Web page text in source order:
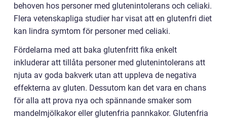
behoven hos personer med glutenintolerans och celiaki.
Flera vetenskapliga studier har visat att en glutenfri diet
kan lindra symtom för personer med celiaki.
Fördelarna med att baka glutenfritt fika enkelt
inkluderar att tillåta personer med glutenintolerans att
njuta av goda bakverk utan att uppleva de negativa
effekterna av gluten. Dessutom kan det vara en chans
för alla att prova nya och spännande smaker som
mandelmjölkakor eller glutenfria pannkakor. Glutenfria